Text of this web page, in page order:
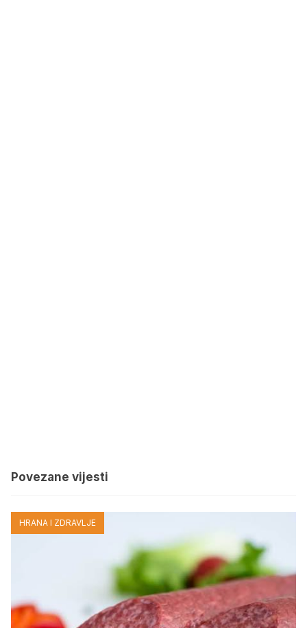
Povezane vijesti
HRANA I ZDRAVLJE